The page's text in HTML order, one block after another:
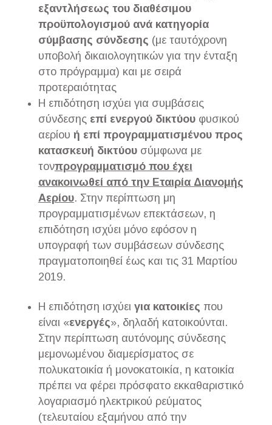
εξαντλήσεως του διαθέσιμου
προϋπολογισμού ανά κατηγορία
σύμβασης σύνδεσης (με ταυτόχρονη
υποβολή δικαιολογητικών για την ένταξη
στο πρόγραμμα) και με σειρά
προτεραιότητας
Η επιδότηση ισχύει για συμβάσεις
σύνδεσης επί ενεργού δικτύουφυσικού
αερίου ή επί προγραμματισμένου προς
κατασκευή δικτύου σύμφωνα με
τονπρογραμματισμό που έχει
ανακοινωθεί από την Εταιρία Διανομής
Αερίου. Στην περίπτωση μη
προγραμματισμένων επεκτάσεων, η
επιδότηση ισχύει μόνο εφόσον η
υπογραφή των συμβάσεων σύνδεσης
πραγματοποιηθεί έως και τις 31 Μαρτίου
2019.
Η επιδότηση ισχύει για κατοικίες που
είναι «ενεργές», δηλαδή κατοικούνται.
Στην περίπτωση αυτόνομης σύνδεσης
μεμονωμένου διαμερίσματος σε
πολυκατοικία ή μονοκατοικία, η κατοικία
πρέπει να φέρει πρόσφατο εκκαθαριστικό
λογαριασμό ηλεκτρικού ρεύματος
(τελευταίου εξαμήνου από την